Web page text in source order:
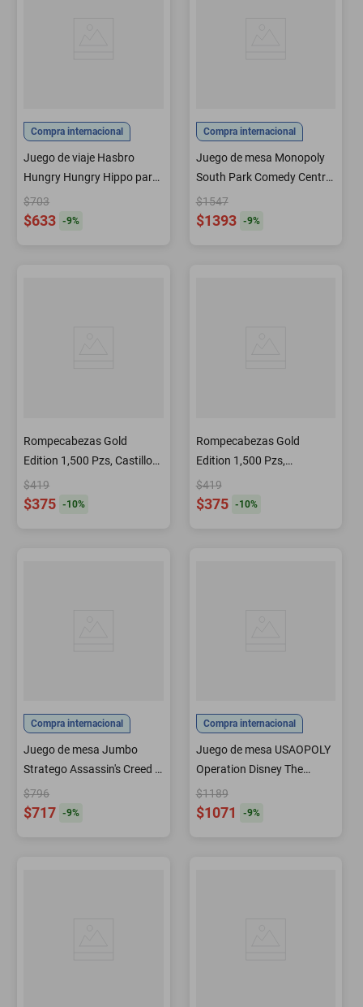
Compra internacional
Juego de viaje Hasbro
Hungry Hungry Hippo para
niños mayores de 4 años
$703
$633 -9%
Compra internacional
Juego de mesa Monopoly
South Park Comedy Central
para 2-6 jugadores
$1547
$1393 -9%
Rompecabezas Gold
Edition 1,500 Pzs, Castillo
de Wawel, Polinoa
$419
$375 -10%
Rompecabezas Gold
Edition 1,500 Pzs,
Giethoorn, Holanda
$419
$375 -10%
Compra internacional
Juego de mesa Jumbo
Stratego Assassin's Creed 2
para jugadores de más de 8
años
$796
$717 -9%
Compra internacional
Juego de mesa USAOPOLY
Operation Disney The
Nightmare Before
Christmas
$1189
$1071 -9%